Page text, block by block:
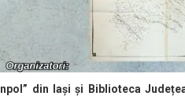
din Iași și Biblioteca